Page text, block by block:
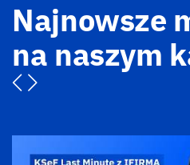
Najnowsze
na naszym